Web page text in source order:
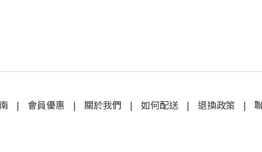
| 會員優惠 | 關於我們 | 如何配送| 退換政策 |